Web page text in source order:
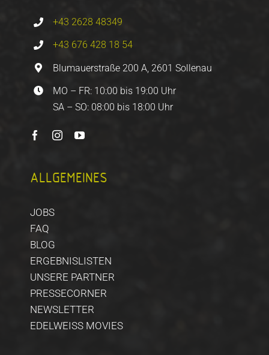
+43 2628 48349
+43 676 428 18 54
Blumauerstraße 200 A, 2601 Sollenau
MO – FR: 10:00 bis 19:00 Uhr
SA – SO: 08:00 bis 18:00 Uhr
ALLGEMEINES
JOBS
FAQ
BLOG
ERGEBNISLISTEN
UNSERE PARTNER
PRESSECORNER
NEWSLETTER
EDELWEISS MOVIES